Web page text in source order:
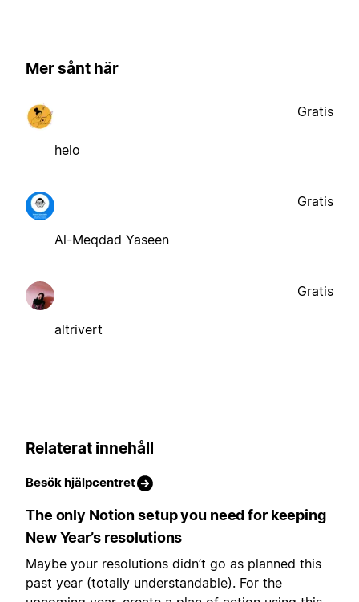
Mer sånt här
helo
Gratis
Al-Meqdad Yaseen
Gratis
altrivert
Gratis
Relaterat innehåll
Besök hjälpcentret
The only Notion setup you need for keeping
New Year’s resolutions
Maybe your resolutions didn’t go as planned this
past year (totally understandable). For the